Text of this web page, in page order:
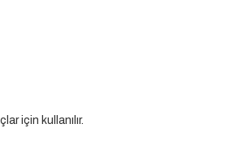
için kullanılır.